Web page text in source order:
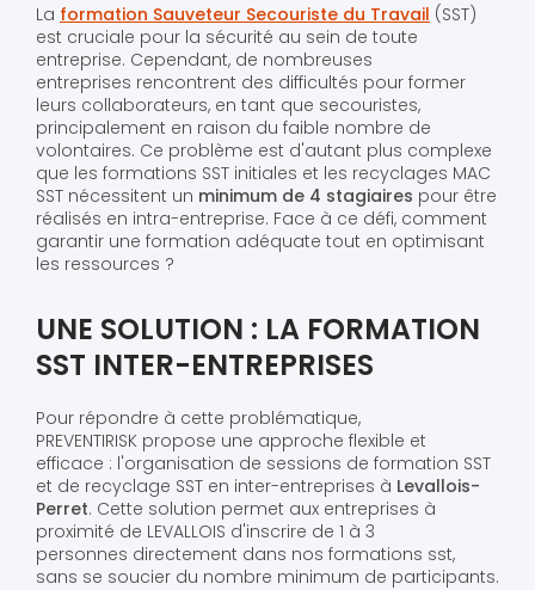
La formation Sauveteur Secouriste du Travail (SST)
est cruciale pour la sécurité au sein de toute
entreprise. Cependant, de nombreuses
entreprises rencontrent des difficultés pour former
leurs collaborateurs, en tant que secouristes,
principalement en raison du faible nombre de
volontaires. Ce problème est d'autant plus complexe
que les formations SST initiales et les recyclages MAC
SST nécessitent un minimum de 4 stagiaires pour être
réalisés en intra-entreprise. Face à ce défi, comment
garantir une formation adéquate tout en optimisant
les ressources ?
UNE SOLUTION : LA FORMATION
SST INTER-ENTREPRISES
Pour répondre à cette problématique,
PREVENTIRISK propose une approche flexible et
efficace : l'organisation de sessions de formation SST
et de recyclage SST en inter-entreprises à Levallois-
Perret. Cette solution permet aux entreprises à
proximité de LEVALLOIS d'inscrire de 1 à 3
personnes directement dans nos formations sst,
sans se soucier du nombre minimum de participants.